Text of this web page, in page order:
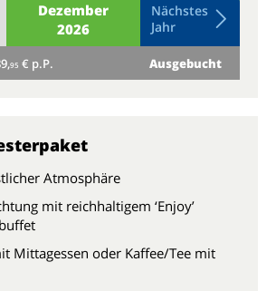
Dezember
2026
Nächstes
Jahr
95 € p.P. Ausgebucht
Atmosphäre
mit reichhaltigem ‘Enjoy’
Mittagessen oder Kaffee/Tee mit